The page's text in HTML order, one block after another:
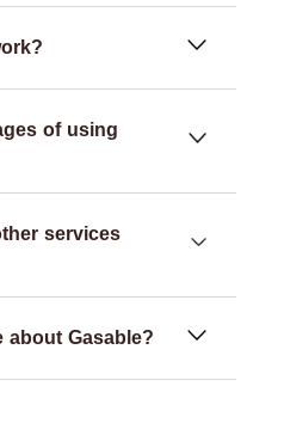
of using
services
Gasable?